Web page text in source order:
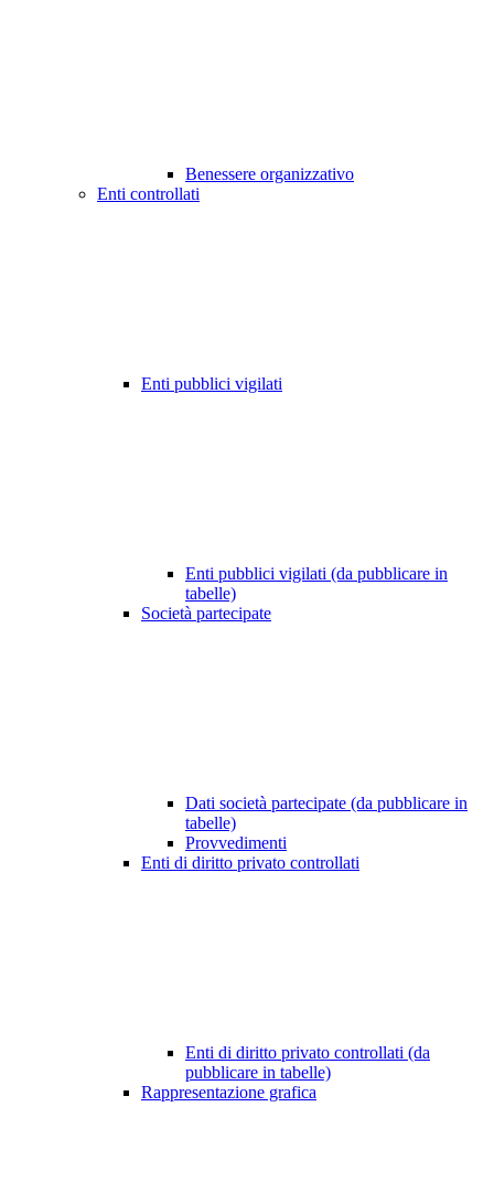
Benessere organizzativo
Enti controllati
Enti pubblici vigilati
Enti pubblici vigilati (da pubblicare in
tabelle)
Società partecipate
Dati società partecipate (da pubblicare in
tabelle)
Provvedimenti
Enti di diritto privato controllati
Enti di diritto privato controllati (da
pubblicare in tabelle)
Rappresentazione grafica